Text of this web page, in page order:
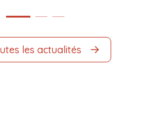
les actualités